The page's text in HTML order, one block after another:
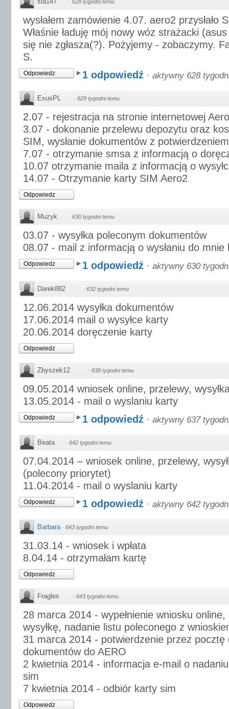
· 628 tygodni temu
wysłałem zamówienie 4.07. aero2 przysłało
Właśnie ładuję mój nowy wóz strażacki
się nie zgłasza(?). Pożyjemy - zobaczymy.
S.
Odpowiedz 1 odpowiedź · aktywny 628
ExusPL · 629 tygodni temu
2.07 - rejestracja na stronie internetowej
3.07 - dokonanie przelewu depozytu oraz
SIM, wysłanie dokumentów z
7.07 - otrzymanie smsa z informacją o
10.07 otrzymanie maila z informacją o
14.07 - Otrzymanie karty SIM Aero2
Odpowiedz
Muzyk · 630 tygodni temu
03.07 - wysyłka poleconym dokumentów
08.07 - mail z informacją o wysłaniu do
Odpowiedz 1 odpowiedź · aktywny 630
Darek882 · 632 tygodni temu
12.06.2014 wysyłka dokumentów
17.06.2014 mail o wysyłce karty
20.06.2014 doręczenie karty
Odpowiedz
Zbyszek12 · 638 tygodni temu
09.05.2014 wniosek online, przelewy,
13.05.2014 - mail o wyslaniu karty
Odpowiedz 1 odpowiedź · aktywny 637
Beata · 642 tygodni temu
07.04.2014 – wniosek online, przelewy,
(polecony priorytet)
11.04.2014 - mail o wyslaniu karty
Odpowiedz 1 odpowiedź · aktywny 642
Barbara · 643 tygodni temu
31.03.14 - wniosek i wpłata
8.04.14 - otrzymałam kartę
Odpowiedz
Fragles · 643 tygodni temu
28 marca 2014 - wypełnienie wniosku online,
wysyłkę, nadanie listu poleconego z
31 marca 2014 - potwierdzenie przez pocztę
dokumentów do AERO
2 kwietnia 2014 - informacja e-mail o
sim
7 kwietnia 2014 - odbiór karty sim
Odpowiedz